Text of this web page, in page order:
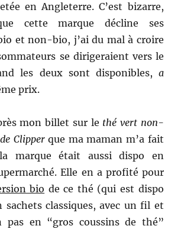
en Angleterre. C’est bizarre,
cette marque décline ses
etnon-bio, j’ai du mal à croire
se dirigeraient vers le
les deux sont disponibles, a
prix.
mon billet sur le thé vert non-
Clipperque ma maman m’a fait
marque était aussi dispo en
Elle en a profité pour
bio de ce thé (qui est dispo
sachets classiques, avec un fil et
en “gros coussins de thé”